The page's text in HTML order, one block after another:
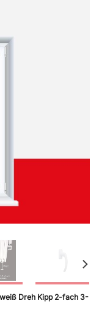
Dreh Kipp 2-fach 3-